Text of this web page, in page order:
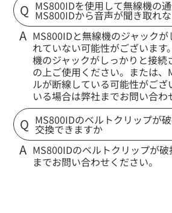
MS800IDを使用して無線機の通
MS800IDから音声が聞き取れ
MS800IDと無線機のジャック
れていない可能性がございます
機のジャックがしっかりと接続
の上ご使用ください。または、
ルが断線している可能性がござ
いる場合は弊社までお問い合わ
MS800IDのベルトクリップが破
交換できますか
MS800IDのベルトクリップが
までお問い合わせください。